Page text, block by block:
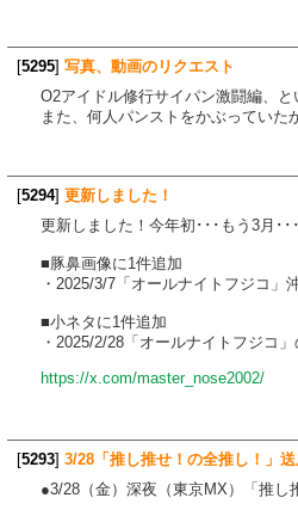
[5295] 写真、動画のリクエスト
O2アイドル修行サイパン激闘編、
また、何人パンストをかぶっていた
[5294] 更新しました！
更新しました！今年初･･･もう3月･･･
■豚鼻画像に1件追加
・2025/3/7「オールナイトフジコ
■小ネタに1件追加
・2025/2/28「オールナイトフジコ
https://x.com/master_nose2002/
[5293] 3/28「推し推せ！の全推し！」
●3/28（金）深夜（東京MX）「推し